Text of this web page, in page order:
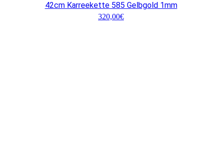
42cm Karreekette 585 Gelbgold 1mm
320,00€